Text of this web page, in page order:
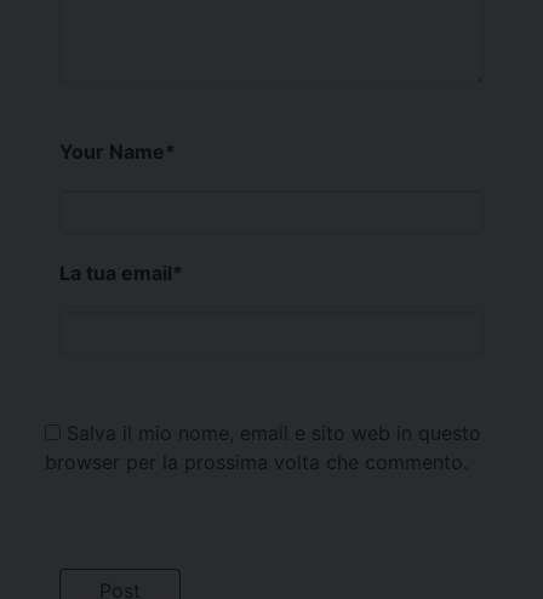
Your Name*
La tua email*
Salva il mio nome, email e sito web in questo
browser per la prossima volta che commento.